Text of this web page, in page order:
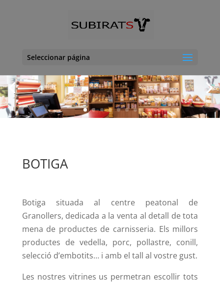
Seleccionar página
BOTIGA
Botiga situada al centre peatonal de
Granollers, dedicada a la venta al detall de tota
mena de productes de carnisseria. Els millors
productes de vedella, porc, pollastre, conill,
selecció d’embotits… i amb el tall al vostre gust.
Les nostres vitrines us permetran escollir tots